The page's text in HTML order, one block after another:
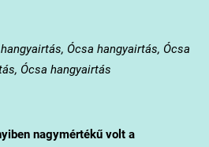
Ócsa hangyairtás, Ócsa
Ócsa hangyairtás
nagymértékű volt a